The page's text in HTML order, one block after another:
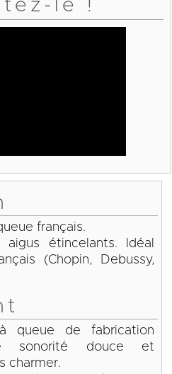
le !
français.
étincelants. Idéal
(Chopin, Debussy,
queue de fabrication
sonorité douce et
charmer.